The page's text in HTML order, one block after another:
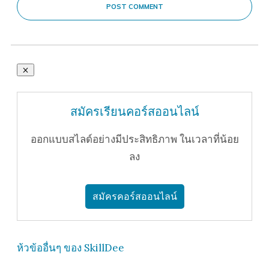
POST COMMENT
สมัครเรียนคอร์สออนไลน์
ออกแบบสไลด์อย่างมีประสิทธิภาพ ในเวลาที่น้อย
ลง
สมัครคอร์สออนไลน์
ห้วข้ออื่นๆ ของ SkillDee